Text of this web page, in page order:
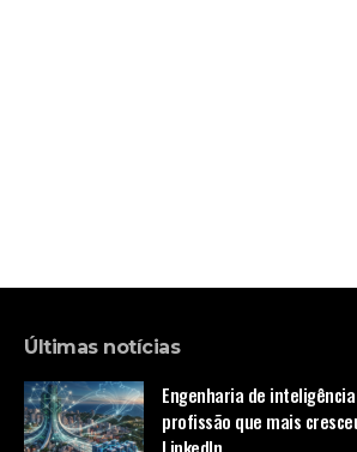
Últimas notícias
Engenharia de
profissão que mais